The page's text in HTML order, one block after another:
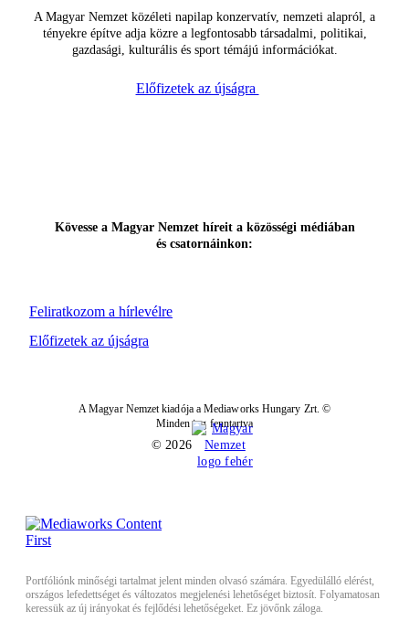
A Magyar Nemzet közéleti napilap konzervatív, nemzeti alapról, a
tényekre építve adja közre a legfontosabb társadalmi, politikai,
gazdasági, kulturális és sport témájú információkat.
Előfizetek az újságra
Feliratkozom a hírlevélre
Kövesse a Magyar Nemzet híreit a közösségi médiában
és csatornáinkon:
Előfizetek az újságra
A Magyar Nemzet kiadója a Mediaworks Hungary Zrt. ©
Minden jog fenntartva
© 2026
Portfóliónk minőségi tartalmat jelent minden olvasó számára. Egyedülálló elérést,
országos lefedettséget és változatos megjelenési lehetőséget biztosít. Folyamatosan
keressük az új irányokat és fejlődési lehetőségeket. Ez jövőnk záloga.